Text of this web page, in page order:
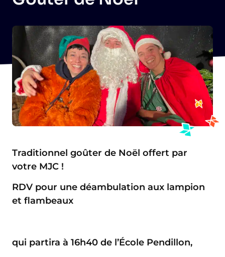
Traditionnel goûter de Noël offert par
votre MJC !
RDV pour une déambulation aux lampion
et flambeaux
qui partira à 16h40 de l’École Pendillon,